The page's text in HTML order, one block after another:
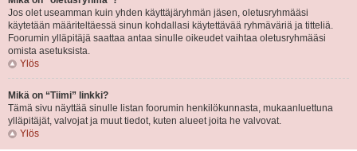
Jos olet useamman kuin yhden käyttäjäryhmän jäsen, oletusryhmääsi
käytetään määriteltäessä sinun kohdallasi käytettävää ryhmäväriä ja titteliä.
Foorumin ylläpitäjä saattaa antaa sinulle oikeudet vaihtaa oletusryhmääsi
omista asetuksista.
Ylös
Mikä on “Tiimi” linkki?
Tämä sivu näyttää sinulle listan foorumin henkilökunnasta, mukaanluettuna
ylläpitäjät, valvojat ja muut tiedot, kuten alueet joita he valvovat.
Ylös